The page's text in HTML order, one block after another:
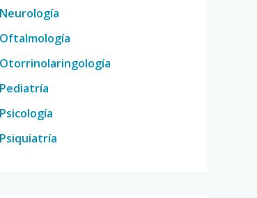
Neurología
Oftalmología
Otorrinolaringología
Pediatría
Psicología
Psiquiatría